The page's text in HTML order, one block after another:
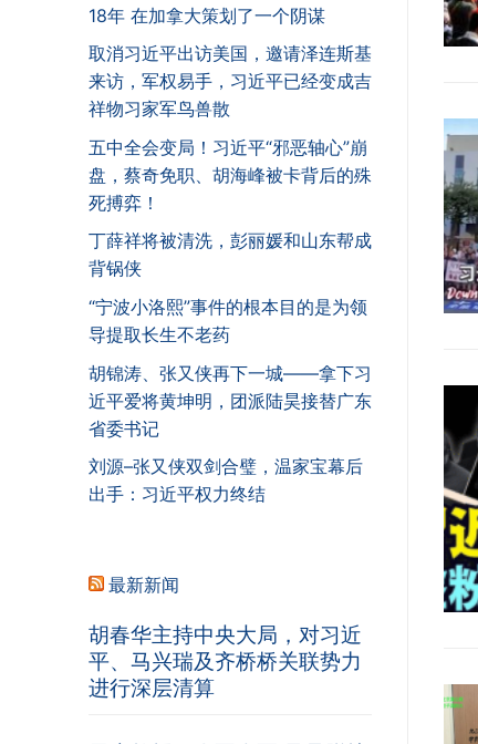
18年 在加拿大策划了一个阴谋
取消习近平出访美国，邀请泽连斯基
来访，军权易手，习近平已经变成吉
祥物习家军鸟兽散
五中全会变局！习近平“邪恶轴心”崩
盘，蔡奇免职、胡海峰被卡背后的殊
死搏弈！
丁薛祥将被清洗，彭丽媛和山东帮成
背锅侠
“宁波小洛熙”事件的根本目的是为领
导提取长生不老药
胡锦涛、张又侠再下一城——拿下习
近平爱将黄坤明，团派陆昊接替广东
省委书记
刘源–张又侠双剑合璧，温家宝幕后
出手：习近平权力终结
最新新闻
胡春华主持中央大局，对习近
平、马兴瑞及齐桥桥关联势力
进行深层清算